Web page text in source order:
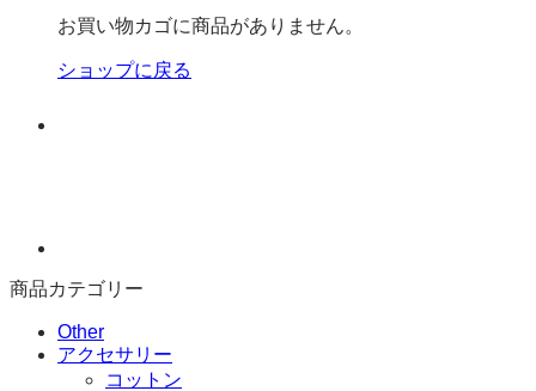
お買い物カゴに商品がありません。
ショップに戻る
(1
2
本
商品カテゴリー
Other
アクセサリー
コットン